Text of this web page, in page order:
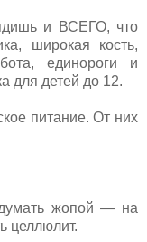
и ВСЕГО, что
широкая кость,
единороги и
для детей до 12.
питание. От них
думать жопой — на
целлюлит.